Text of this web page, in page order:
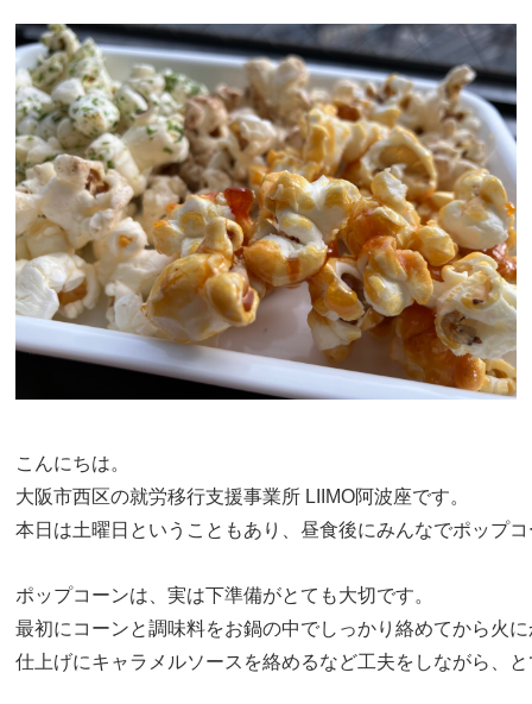
こんにちは。
大阪市西区の就労移行支援事業所 LIIMO阿波座です。
ポップコーンは、実は下準備がとても大切です。
最初にコーンと調味料をお鍋の中でしっかり絡めてから火
仕上げにキャラメルソースを絡めるなど工夫をしながら、